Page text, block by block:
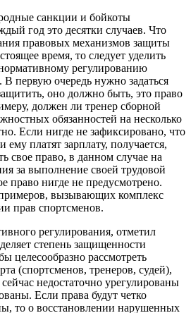
санкции и бойкоты
год это десятки случаев. Что
правовых механизмов защиты
время, то следует уделить
регулированию
первую очередь нужно задаться
оно должно быть, это право
должен ли тренер сборной
обязанностей на несколько
Если нигде не зафиксировано, что
ему платят зарплату, получается,
свое право, в данном случае на
за выполнение своей трудовой
право нигде не предусмотрено.
вызывающих комплекс
прав спортсменов.
регулирования, отметил
степень защищенности
целесообразно рассмотреть
(спортсменов, тренеров, судей),
недостаточно урегулированы
Если права будут четко
то о восстановлении нарушенных